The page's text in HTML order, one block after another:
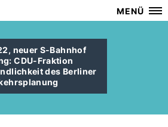
MENÜ
neuer S-Bahnhof
CDU-Fraktion
des Berliner